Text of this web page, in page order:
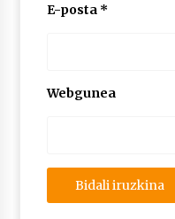
E-posta *
Webgunea